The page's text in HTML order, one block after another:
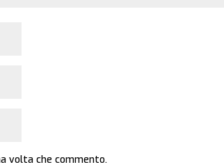
volta che commento.